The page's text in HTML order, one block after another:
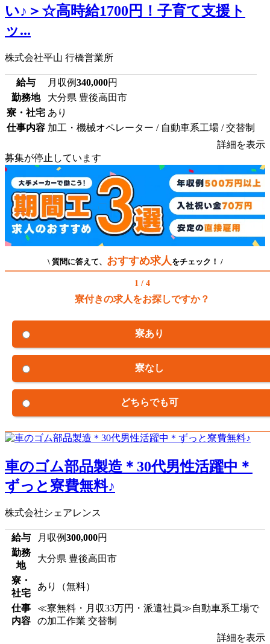
い♪＞☆高時給1700円！子育て支援ト
ッ...
株式会社平山 行橋営業所
給与 月収例340,000円
勤務地
大分県 豊後高田市
寮・社宅 あり
仕事内容 加工・機械オペレーター / 自動車系工場 / 交替制
詳細を表示
募集が停止しています
\ 質問に答えて、 おすすめ求人 をチェック！ /
1 / 4
寮付きの求人をお探しですか？
寮あり
寮なし
どちらでも可
車のゴム部品製造＊30代男性活躍中＊
ずっと寮費無料♪
株式会社シェアレンス
給与 月収例300,000円
勤務
地
大分県 豊後高田市
寮・
社宅
あり（無料）
仕事
内容
≪寮無料・月収33万円・派遣社員≫自動車系工場で
の加工作業 交替制
詳細を表示